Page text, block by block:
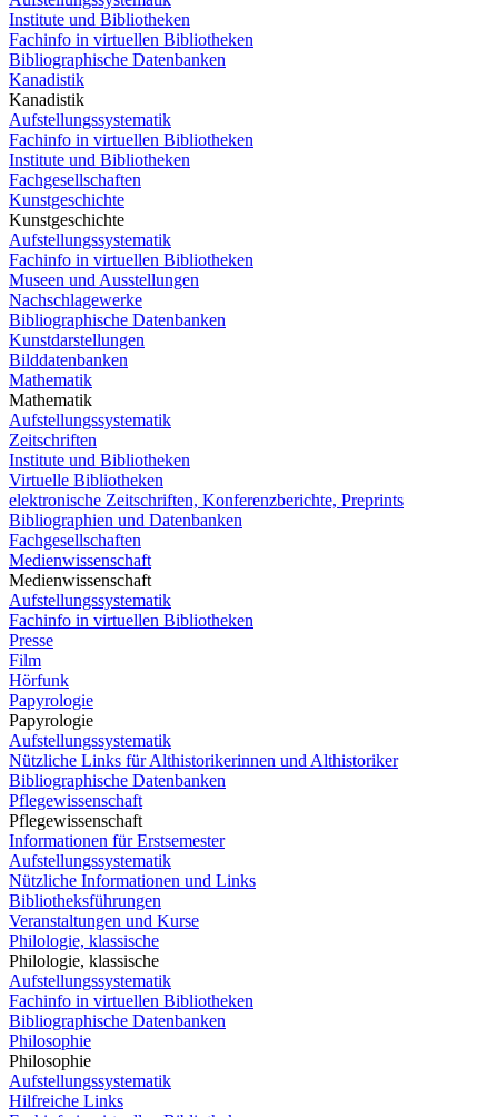
Institute und Bibliotheken
Fachinfo in virtuellen Bibliotheken
Bibliographische Datenbanken
Kanadistik
Kanadistik
Aufstellungssystematik
Fachinfo in virtuellen Bibliotheken
Institute und Bibliotheken
Fachgesellschaften
Kunstgeschichte
Kunstgeschichte
Aufstellungssystematik
Fachinfo in virtuellen Bibliotheken
Museen und Ausstellungen
Nachschlagewerke
Bibliographische Datenbanken
Kunstdarstellungen
Bilddatenbanken
Mathematik
Mathematik
Aufstellungssystematik
Zeitschriften
Institute und Bibliotheken
Virtuelle Bibliotheken
elektronische Zeitschriften, Konferenzberichte, Preprints
Bibliographien und Datenbanken
Fachgesellschaften
Medienwissenschaft
Medienwissenschaft
Aufstellungssystematik
Fachinfo in virtuellen Bibliotheken
Presse
Film
Hörfunk
Papyrologie
Papyrologie
Aufstellungssystematik
Nützliche Links für Althistorikerinnen und Althistoriker
Bibliographische Datenbanken
Pflegewissenschaft
Pflegewissenschaft
Informationen für Erstsemester
Aufstellungssystematik
Nützliche Informationen und Links
Bibliotheksführungen
Veranstaltungen und Kurse
Philologie, klassische
Philologie, klassische
Aufstellungssystematik
Fachinfo in virtuellen Bibliotheken
Bibliographische Datenbanken
Philosophie
Philosophie
Aufstellungssystematik
Hilfreiche Links